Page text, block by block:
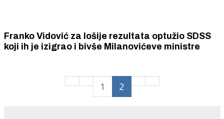
Franko Vidović za lošije rezultata optužio SDSS
koji ih je izigrao i bivše Milanovićeve ministre
1 2